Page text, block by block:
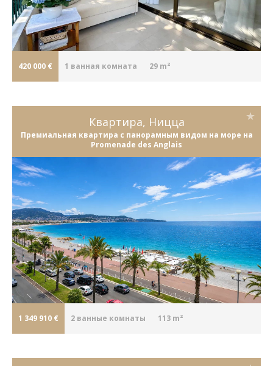
420 000 € 1 ванная комната 29 m²
Квартира, Ницца
Премиальная квартира с панорамным видом на море на
Promenade des Anglais
1 349 910 € 2 ванные комнаты 113 m²